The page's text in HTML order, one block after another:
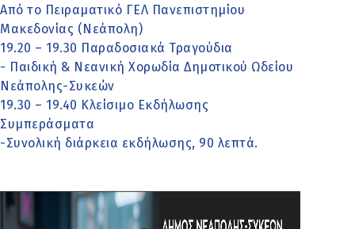
Από το Πειραματικό ΓΕΛ Πανεπιστημίου
Μακεδονίας (Νεάπολη)
19.20 – 19.30 Παραδοσιακά Τραγούδια
- Παιδική & Νεανική Χορωδία Δημοτικού Ωδείου
Νεάπολης-Συκεών
19.30 – 19.40 Κλείσιμο Εκδήλωσης
Συμπεράσματα
-Συνολική διάρκεια εκδήλωσης, 90 λεπτά.